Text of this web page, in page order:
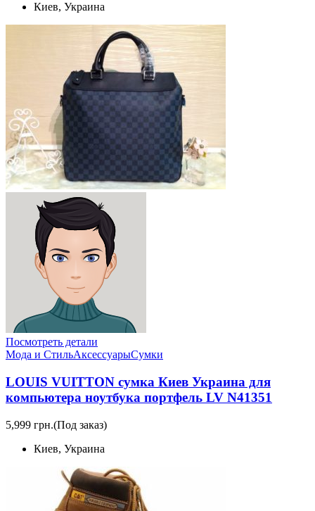
Киев, Украина
Посмотреть детали
Мода и СтильАксессуарыСумки
LOUIS VUITTON сумка Киев Украина для
компьютера ноутбука портфель LV N41351
5,999 грн.(Под заказ)
Киев, Украина